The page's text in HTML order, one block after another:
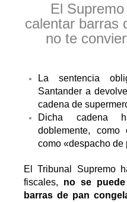
El
calentar barras
no te
La sentencia
Santander a
cadena de
Dicha cadena
doblemente,
como «despacho de
ElTribunal Supremo
fiscales, no se
barras de pan